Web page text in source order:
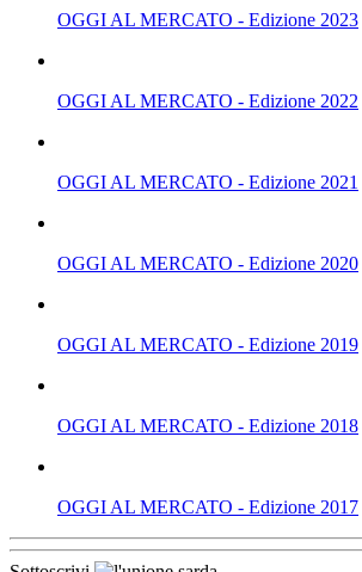
OGGI AL MERCATO - Edizione 2023
OGGI AL MERCATO - Edizione 2022
OGGI AL MERCATO - Edizione 2021
OGGI AL MERCATO - Edizione 2020
OGGI AL MERCATO - Edizione 2019
OGGI AL MERCATO - Edizione 2018
OGGI AL MERCATO - Edizione 2017